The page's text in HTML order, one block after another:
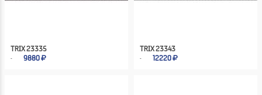
TRIX 23335
9880
TRIX 23343
12220